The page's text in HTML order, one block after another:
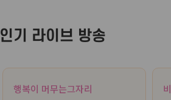
인기 라이브 방송
행복이 머무는그자리